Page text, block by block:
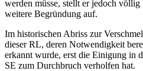
werden müsse, stellt er jedoch
weitere Begründung auf.
Im historischen Abriss zur
dieser RL, deren Notwendigkeit
erkannt wurde, erst die Einigung in
SE zum Durchbruch verholfen hat.